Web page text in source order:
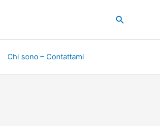
Cerca
Chi sono – Contattami